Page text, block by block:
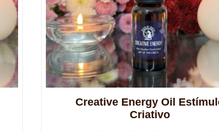
Creative Energy Oil
Criativo